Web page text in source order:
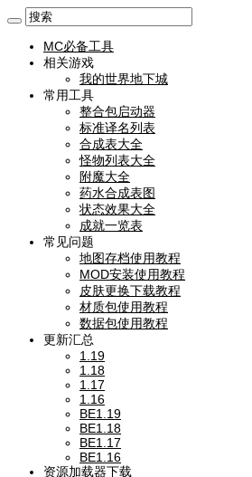
MC必备工具
相关游戏
我的世界地下城
常用工具
整合包启动器
标准译名列表
合成表大全
怪物列表大全
附魔大全
药水合成表图
状态效果大全
成就一览表
常见问题
地图存档使用教程
MOD安装使用教程
皮肤更换下载教程
材质包使用教程
数据包使用教程
更新汇总
1.19
1.18
1.17
1.16
BE1.19
BE1.18
BE1.17
BE1.16
资源加载器下载